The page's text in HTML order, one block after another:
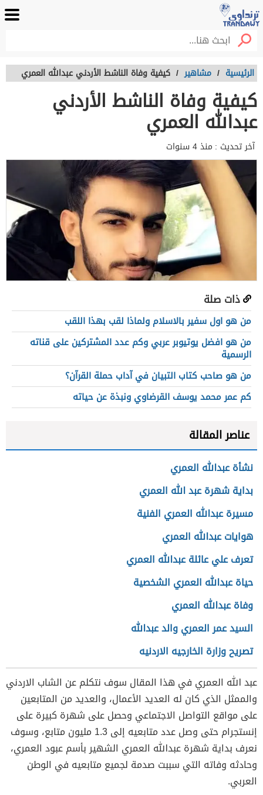
الرئيسية / مشاهير / كيفية وفاة الناشط الأردني عبدالله العمري
كيفية وفاة الناشط الأردني
عبدالله العمري
آخر تحديث : منذ 4 سنوات
ذات صلة
من هو اول سفير بالاسلام ولماذا لقب بهذا اللقب
من هو افضل يوتيوبر عربي وكم عدد المشتركين على قناته
الرسمية
من هو صاحب كتاب التبيان في آداب حملة القرآن؟
كم عمر محمد يوسف القرضاوي ونبذة عن حياته
عناصر المقالة
نشأة عبدالله العمري
بداية شهرة عبد الله العمري
مسيرة عبدالله العمري الفنية
هوايات عبدالله العمري
تعرف علي عائلة عبدالله العمري
حياة عبدالله العمري الشخصية
وفاة عبدالله العمري
السيد عمر العمري والد عبدالله
تصريح وزارة الخارجيه الاردنيه
عبد الله العمري في هذا المقال سوف نتكلم عن الشاب الاردني
والممثل الذي كان له العديد الأعمال، والعديد من المتابعين
على مواقع التواصل الاجتماعي وحصل على شهرة كبيرة على
إنستجرام حتى وصل عدد متابعيه إلى 1.3 مليون متابع، وسوف
نعرف بداية شهرة عبدالله العمري الشهير بأسم عبود العمري،
وحادثه وفاته التي سببت صدمة لجميع متابعيه في الوطن
العربي.